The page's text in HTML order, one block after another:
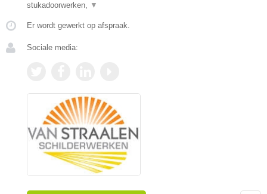
stukadoorwerken, ▼
Er wordt gewerkt op afspraak.
Sociale media: